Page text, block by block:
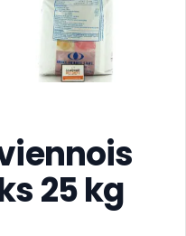
25 kg